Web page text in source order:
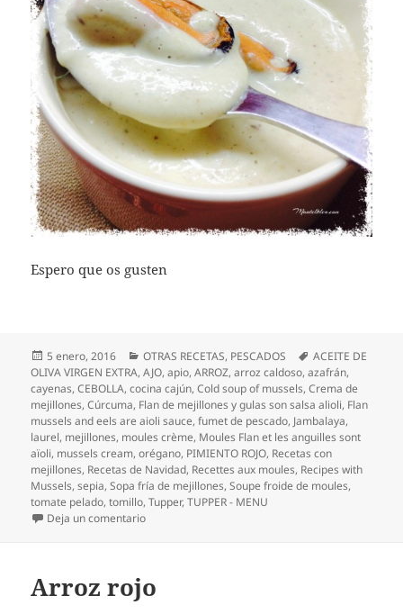
Espero que os gusten
Publicado
el
5 enero, 2016 Categorías
OTRAS RECETAS, PESCADOS Etiquetas
ACEITE DE
OLIVA VIRGEN EXTRA,AJO,apio,ARROZ,arroz caldoso,azafrán,
cayenas,CEBOLLA,cocina cajún,Cold soup of mussels,Crema de
mejillones,Cúrcuma, Flan de mejillones y gulas son salsa alioli, Flan
mussels and eels are aioli sauce,fumet de pescado, Jambalaya,
laurel, mejillones, moules crème, Moules Flan et les anguilles sont
aïoli, mussels cream,orégano, PIMIENTO ROJO, Recetas con
mejillones, Recetas de Navidad, Recettes aux moules, Recipes with
Mussels,sepia,Sopa fría de mejillones,Soupe froide de moules,
tomate pelado,tomillo,Tupper,TUPPER - MENU
Deja un comentarioen Recetas con mejillones
Arroz rojo